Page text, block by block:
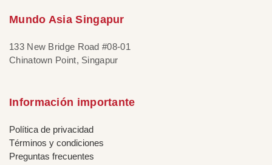
Mundo Asia Singapur
133 New Bridge Road #08-01
Chinatown Point, Singapur
Información importante
Política de privacidad
Términos y condiciones
Preguntas frecuentes